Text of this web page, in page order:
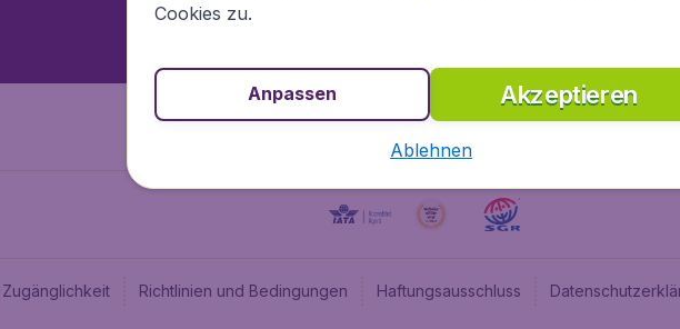
Richtlinien und Bedingungen Haftungsausschluss
Cookies zu.
Akzeptieren
Anpassen
Ablehnen